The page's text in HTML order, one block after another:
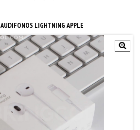
AUDIFONOS LIGHTNING APPLE